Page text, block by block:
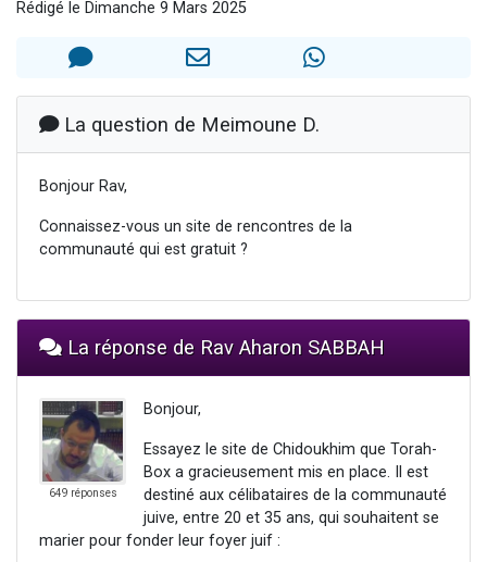
Il reste 49 places pour étudier en groupe sur Zoom
12 nouvelles musiques dans Torah-Box Music
2 personnes viennent de nous rejoindre sur WhatsApp
Rédigé le Dimanche 9 Mars 2025
La question de Meimoune D.
Bonjour Rav,
Connaissez-vous un site de rencontres de la
communauté qui est gratuit ?
La réponse de Rav Aharon SABBAH
649 réponses
Bonjour,
Essayez le site de Chidoukhim que Torah-
Box a gracieusement mis en place. Il est
destiné aux célibataires de la communauté
juive, entre 20 et 35 ans, qui souhaitent se
marier pour fonder leur foyer juif :